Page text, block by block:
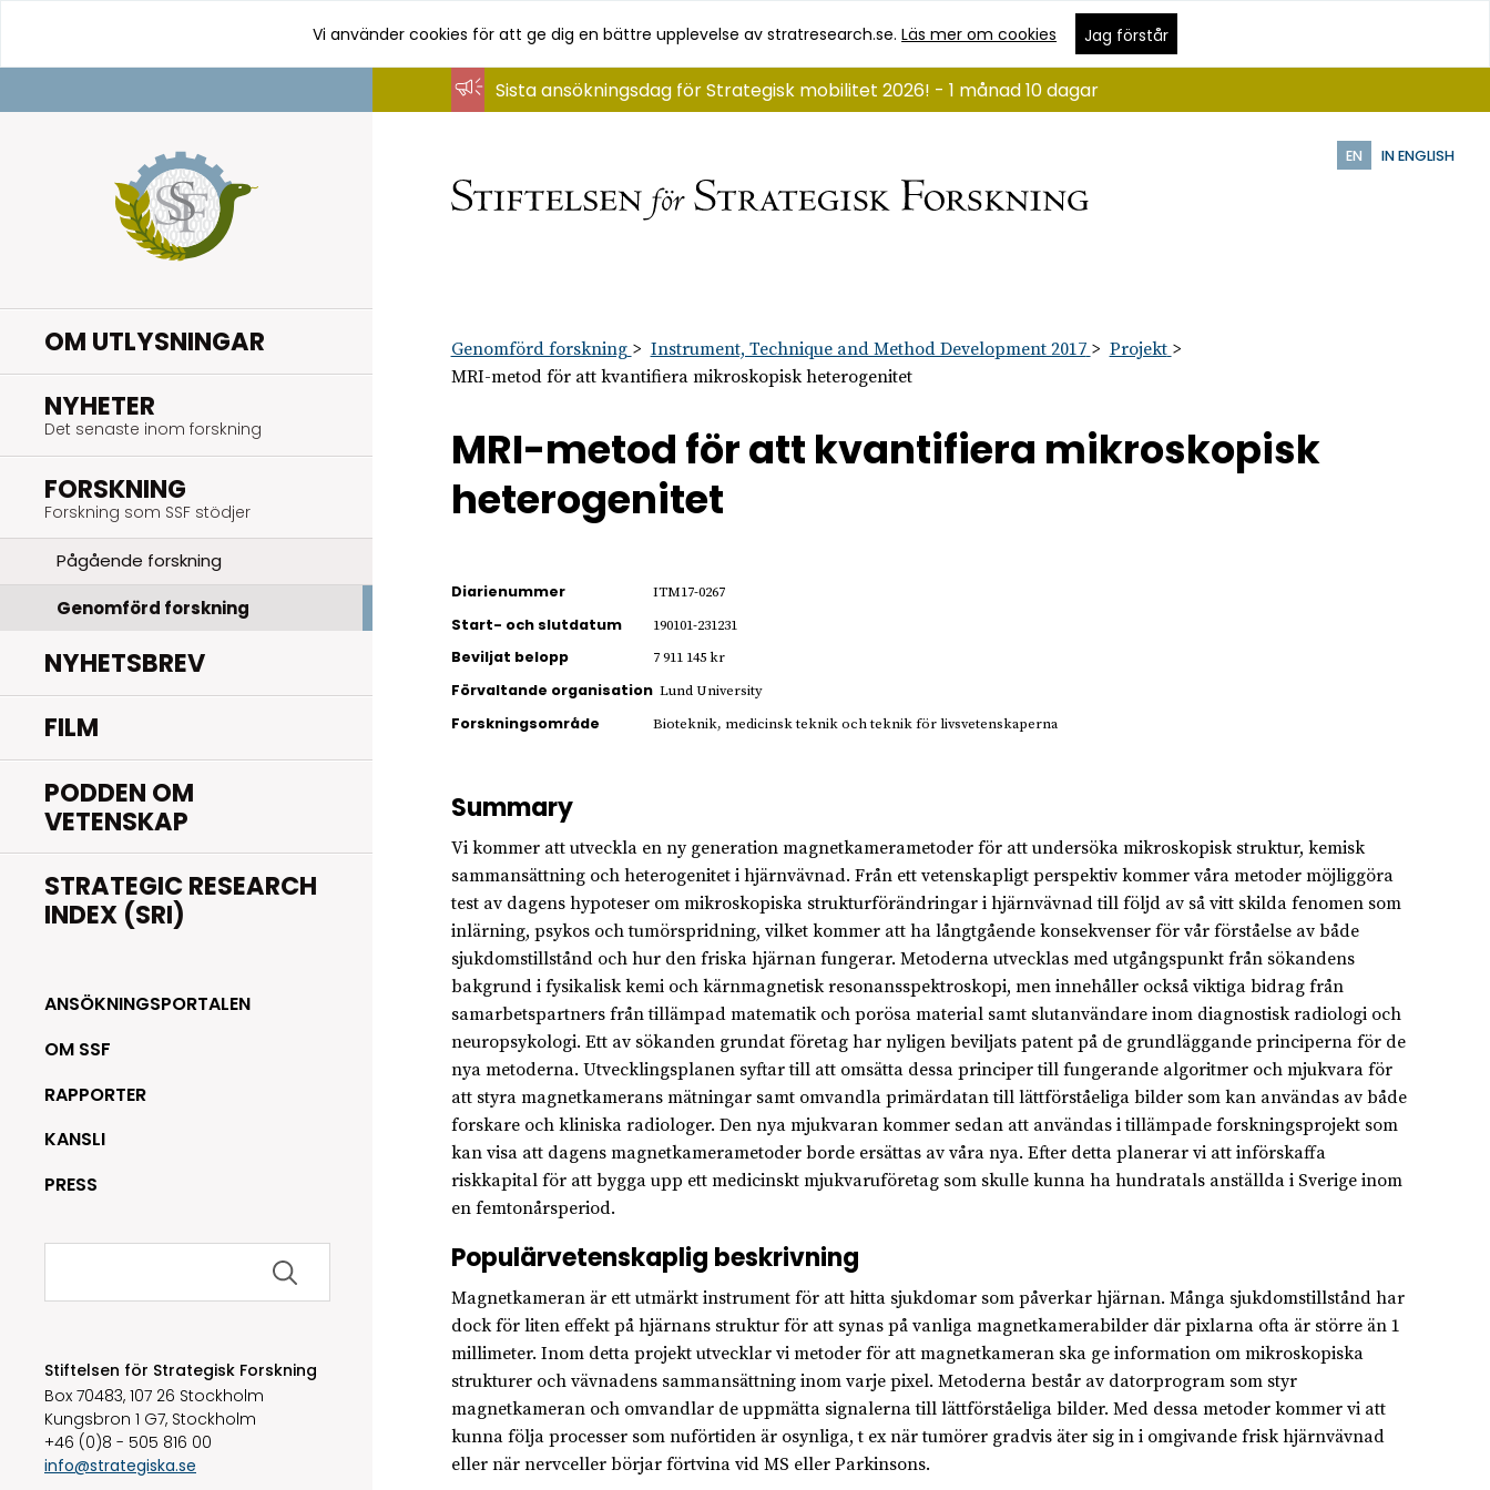
innehåll
Vi använder cookies för att ge dig en bättre upplevelse av stratresearch.se.Läs mer om cookies Jag förstår
EN IN ENGLISH
OM UTLYSNINGAR
NYHETER
Det senaste inom forskning
FORSKNING
Forskning som SSF stödjer
Pågående forskning
Genomförd forskning
NYHETSBREV
FILM
PODDEN OM
VETENSKAP
STRATEGIC RESEARCH
INDEX (SRI)
ANSÖKNINGSPORTALEN
OM SSF
RAPPORTER
KANSLI
PRESS
Sök
Stiftelsen för Strategisk Forskning
Box 70483, 107 26 Stockholm
Kungsbron 1 G7, Stockholm
+46 (0)8 - 505 816 00
info@strategiska.se
Sista ansökningsdag för Strategisk mobilitet 2026! - 1 månad 10 dagar
Genomförd forskning Instrument, Technique and Method Development 2017
Projekt
MRI-metod för att kvantifiera mikroskopisk heterogenitet
MRI-metod för att kvantifiera mikroskopisk
heterogenitet
Diarienummer ITM17-0267
Start- och slutdatum 190101-231231
Beviljat belopp 7 911 145 kr
Förvaltande organisation Lund University
Forskningsområde Bioteknik, medicinsk teknik och teknik för livsvetenskaperna
Summary
Vi kommer att utveckla en ny generation magnetkamerametoder för att undersöka mikroskopisk struktur, kemisk
sammansättning och heterogenitet i hjärnvävnad. Från ett vetenskapligt perspektiv kommer våra metoder möjliggöra
test av dagens hypoteser om mikroskopiska strukturförändringar i hjärnvävnad till följd av så vitt skilda fenomen som
inlärning, psykos och tumörspridning, vilket kommer att ha långtgående konsekvenser för vår förståelse av både
sjukdomstillstånd och hur den friska hjärnan fungerar. Metoderna utvecklas med utgångspunkt från sökandens
bakgrund i fysikalisk kemi och kärnmagnetisk resonansspektroskopi, men innehåller också viktiga bidrag från
samarbetspartners från tillämpad matematik och porösa material samt slutanvändare inom diagnostisk radiologi och
neuropsykologi. Ett av sökanden grundat företag har nyligen beviljats patent på de grundläggande principerna för de
nya metoderna. Utvecklingsplanen syftar till att omsätta dessa principer till fungerande algoritmer och mjukvara för
att styra magnetkamerans mätningar samt omvandla primärdatan till lättförståeliga bilder som kan användas av både
forskare och kliniska radiologer. Den nya mjukvaran kommer sedan att användas i tillämpade forskningsprojekt som
kan visa att dagens magnetkamerametoder borde ersättas av våra nya. Efter detta planerar vi att införskaffa
riskkapital för att bygga upp ett medicinskt mjukvaruföretag som skulle kunna ha hundratals anställda i Sverige inom
en femtonårsperiod.
Populärvetenskaplig beskrivning
Magnetkameran är ett utmärkt instrument för att hitta sjukdomar som påverkar hjärnan. Många sjukdomstillstånd har
dock för liten effekt på hjärnans struktur för att synas på vanliga magnetkamerabilder där pixlarna ofta är större än 1
millimeter. Inom detta projekt utvecklar vi metoder för att magnetkameran ska ge information om mikroskopiska
strukturer och vävnadens sammansättning inom varje pixel. Metoderna består av datorprogram som styr
magnetkameran och omvandlar de uppmätta signalerna till lättförståeliga bilder. Med dessa metoder kommer vi att
kunna följa processer som nuförtiden är osynliga, t ex när tumörer gradvis äter sig in i omgivande frisk hjärnvävnad
eller när nervceller börjar förtvina vid MS eller Parkinsons.